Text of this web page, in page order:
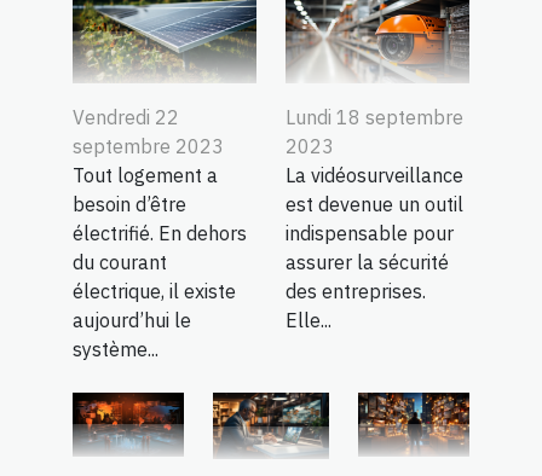
Vendredi 22
septembre 2023
Tout logement a
besoin d’être
électrifié. En dehors
du courant
électrique, il existe
aujourd’hui le
système...
Lundi 18 septembre
2023
La vidéosurveillance
est devenue un outil
indispensable pour
assurer la sécurité
des entreprises.
Elle...